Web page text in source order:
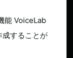
能 VoiceLab
成することが